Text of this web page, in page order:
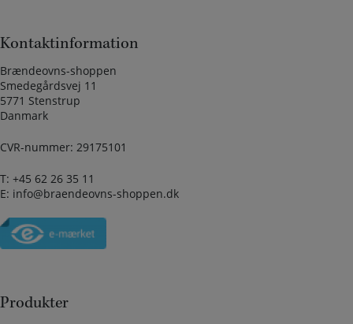
Kontaktinformation
Brændeovns-shoppen
Smedegårdsvej 11
5771 Stenstrup
Danmark
CVR-nummer: 29175101
T: +45 62 26 35 11
E: info@braendeovns-shoppen.dk
Produkter